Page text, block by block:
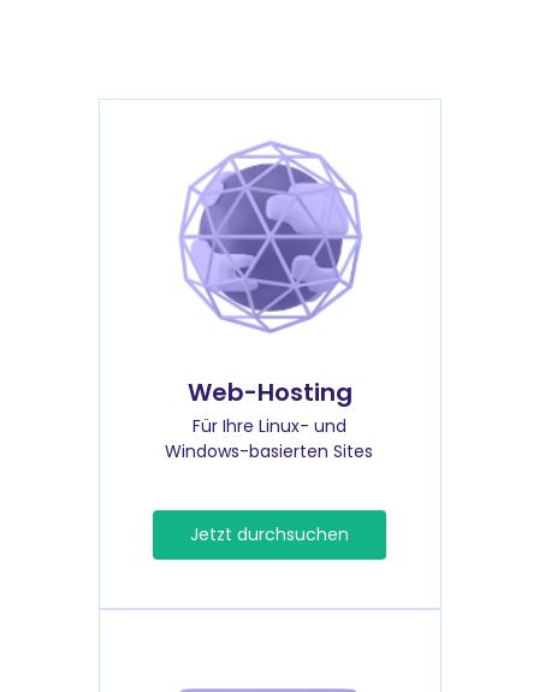
Web-Hosting
Für Ihre Linux- und
Windows-basierten Sites
Jetzt durchsuchen